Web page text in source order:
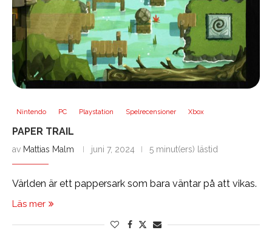
Nintendo PC Playstation Spelrecensioner Xbox
PAPER TRAIL
av Mattias Malm juni 7, 2024 5 minut(ers) lästid
Världen är ett pappersark som bara väntar på att vikas.
Läs mer